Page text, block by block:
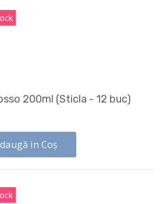
200ml (Sticla - 12 buc)
in Coș